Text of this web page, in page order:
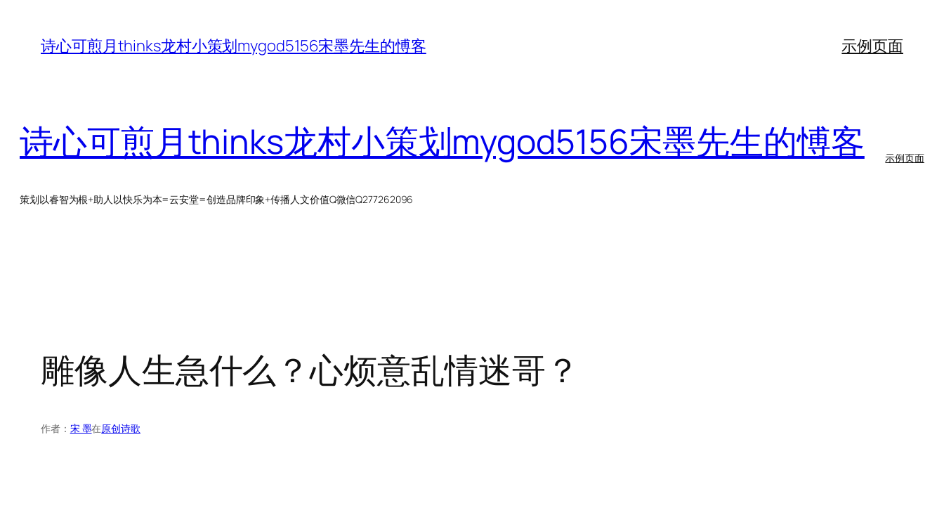
诗心可煎月thinks龙村小策划mygod5156宋墨先生的愽客 示例页面
诗心可煎月thinks龙村小策划mygod5156宋墨先生的愽客
策划以睿智为根+助人以快乐为本=云安堂=创造品牌印象+传播人文价值Q微信Q277262096
示例页面
雕像人生急什么？心烦意乱情迷哥？
作者： 宋 墨在原创诗歌